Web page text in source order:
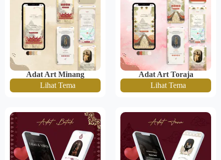
Adat Art Minang
Lihat Tema
Adat Art Toraja
Lihat Tema